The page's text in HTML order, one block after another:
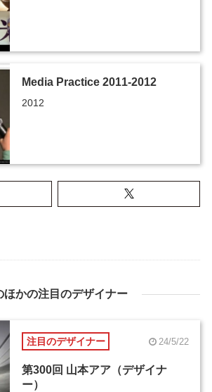
Media Practice 2011-2012
2012
ほかの注目のデザイナー
注目のデザイナー 24/5/22
第300回 山本アア（デザイナ
ー）